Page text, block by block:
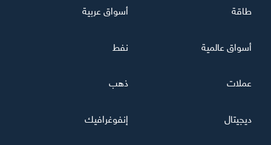
طاقة أسواق عربية
أسواق عالمية نفط
عملات ذهب
ديجيتال إنفوغرافيك